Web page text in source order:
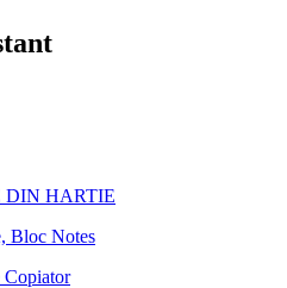
DIN HARTIE
Bloc Notes
Copiator